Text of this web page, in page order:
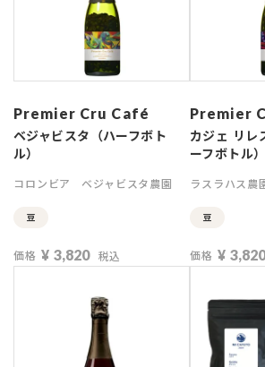
Premier Cru Café
ベジャビスタ（ハーフボト
ル）
コロンビア ベジャビスタ農園
豆
価格 ¥ 3,820 税込
Premier
カジェ リレ
ーフボトル）
ラスラハス農
豆
価格 ¥ 3,820